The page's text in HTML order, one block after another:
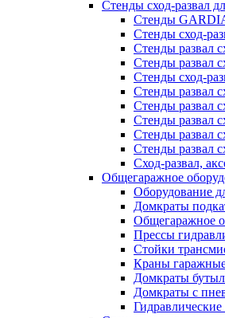
Стенды сход-развал
Стенды
Стенды сход-
Стенды развал
Стенды развал
Стенды сход-
Стенды развал
Стенды развал
Стенды развал
Стенды развал
Стенды развал
Сход-развал,
Общегаражное
Оборудование
Домкраты
Общегаражное
Прессы
Стойки
Краны
Домкраты
Домкраты с